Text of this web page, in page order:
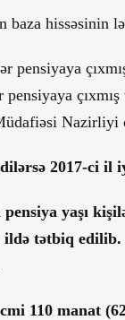
baza hissəsinin
pensiyaya
Nazirliyi
2017-ci il
yaşı
tətbiq
110 manat